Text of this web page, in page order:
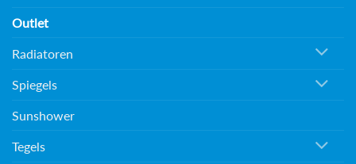
Outlet
Radiatoren
Spiegels
Sunshower
Tegels